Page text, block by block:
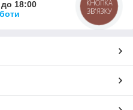
18:00
КНОПКА
ЗВ'ЯЗКУ